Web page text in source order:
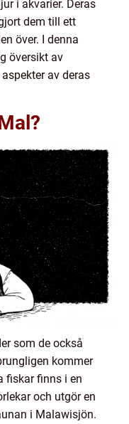
i akvarier. Deras
dem till ett
över. I denna
översikt av
av deras
som de också
kommer
fiskar finns i en
och utgör en
i Malawisjön.